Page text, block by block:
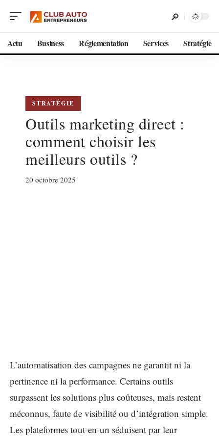
Actu Business Réglementation Services Stratégie
STRATÉGIE
Outils marketing direct :
comment choisir les
meilleurs outils ?
20 octobre 2025
L’automatisation des campagnes ne garantit ni la
pertinence ni la performance. Certains outils
surpassent les solutions plus coûteuses, mais restent
méconnus, faute de visibilité ou d’intégration simple.
Les plateformes tout-en-un séduisent par leur